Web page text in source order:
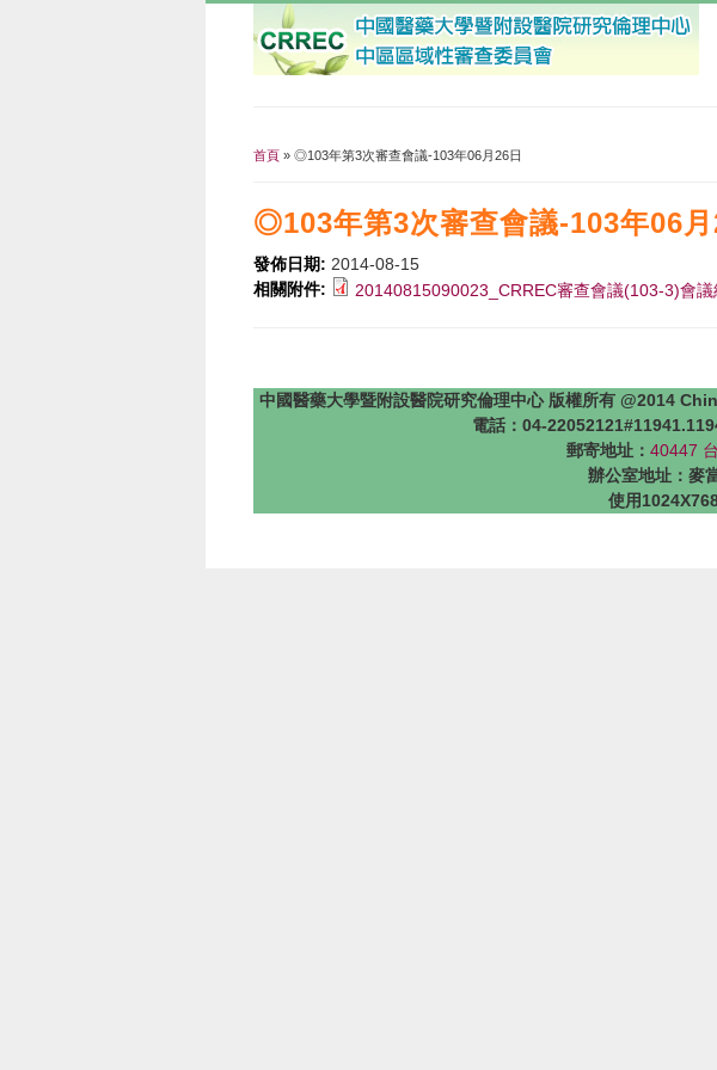
首頁 » ◎103年第3次審查會議-103年06月26日
◎103年第3次審查會議-103年06月
發佈日期: 2014-08-15
相關附件:
20140815090023_CRREC審查會議(103-3)會
中國醫藥大學暨附設醫院研究倫理中心 版權所有 @2014
電話：04-
郵寄地址： 40447
辦公室地址：麥
使用